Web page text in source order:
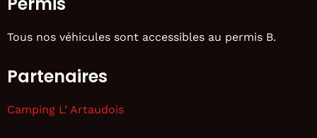
Tous nos véhicules sont accessibles au permis B.
Partenaires
Camping L’ Artaudois